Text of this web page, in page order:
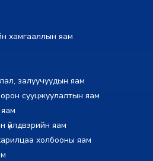
хамгааллын яам
залуучуудын яам
сууцжуулалтын яам
үйлдвэрийн яам
холбооны яам